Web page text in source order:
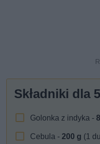
Składniki dla 5
Golonka z indyka -
Cebula -200 g (1